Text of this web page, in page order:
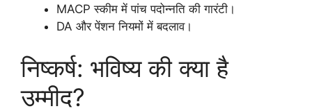
MACP स्कीम में पांच पदोन्नति की गारंटी।
DA और पेंशन नियमों में बदलाव।
निष्कर्ष: भविष्य की क्या है
उम्मीद?